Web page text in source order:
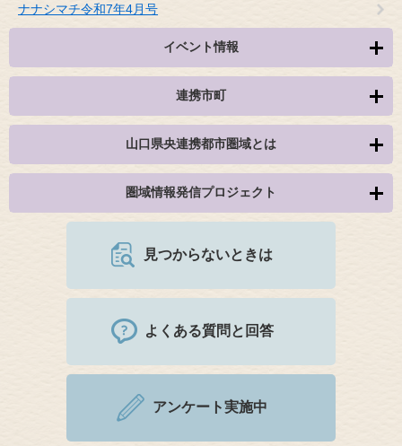
ナナシマチ令和7年4月号
イベント情報
連携市町
山口県央連携都市圏域とは
圏域情報発信プロジェクト
見つからないときは
よくある質問と回答
アンケート実施中